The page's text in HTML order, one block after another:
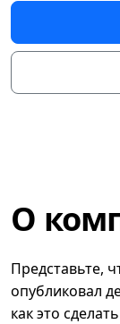
О
Представьте,
опубликовал
как это